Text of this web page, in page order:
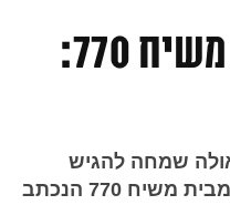
יומן שבועי מבית משיח 770:
שמחה להגיש
לגולשים יומן אירועים שבועי מבית משיח 770 הנכתב